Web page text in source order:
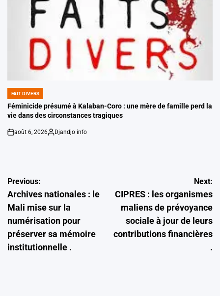
POSTED
IN
FAIT DIVERS
Féminicide présumé à Kalaban-Coro : une mère de famille perd la
vie dans des circonstances tragiques
on
août 6, 2026
Posted
Djandjo info
Navigation
de
l’article
Previous:
Archives nationales : le
Mali mise sur la
numérisation pour
préserver sa mémoire
institutionnelle .
Next:
CIPRES : les organismes
maliens de prévoyance
sociale à jour de leurs
contributions financières
.